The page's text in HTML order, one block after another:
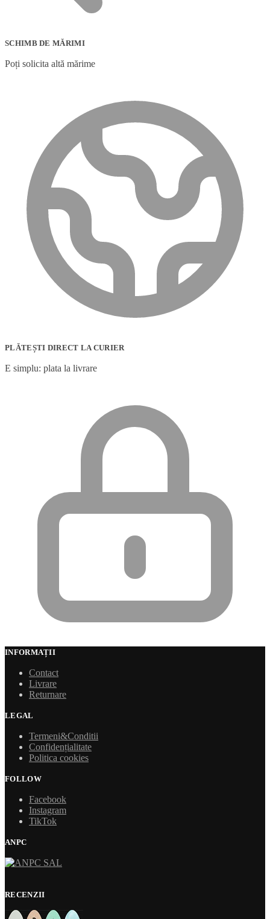
SCHIMB DE MĂRIMI
Poți solicita altă mărime
PLĂTEȘTI DIRECT LA CURIER
E simplu: plata la livrare
INFORMAȚII
Contact
Livrare
Returnare
LEGAL
Termeni&Conditii
Confidențialitate
Politica cookies
FOLLOW
Facebook
Instagram
TikTok
ANPC
RECENZII